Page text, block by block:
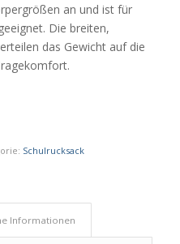
an und ist für
Die breiten,
das Gewicht auf die
Schulrucksack
Informationen